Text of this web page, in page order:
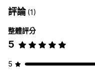
計時選項
指定分鐘
每日優惠 快閃優惠 限時促
評論(1)
整體評分
5
5